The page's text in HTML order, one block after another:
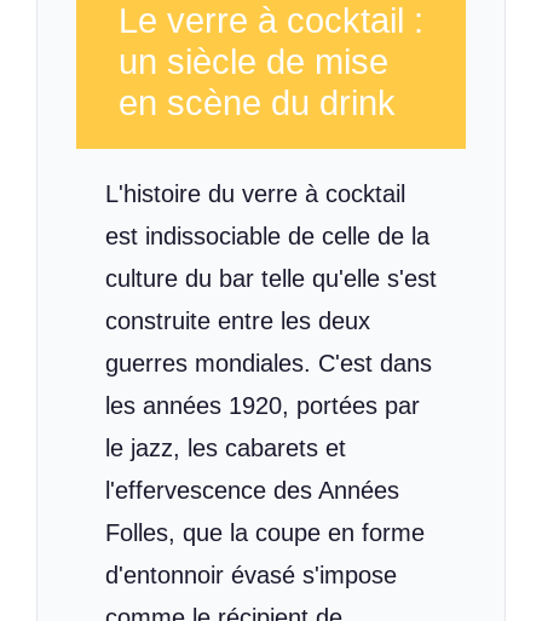
Le verre à cocktail :
un siècle de mise
en scène du drink
L'histoire du verre à cocktail
est indissociable de celle de la
culture du bar telle qu'elle s'est
construite entre les deux
guerres mondiales. C'est dans
les années 1920, portées par
le jazz, les cabarets et
l'effervescence des Années
Folles, que la coupe en forme
d'entonnoir évasé s'impose